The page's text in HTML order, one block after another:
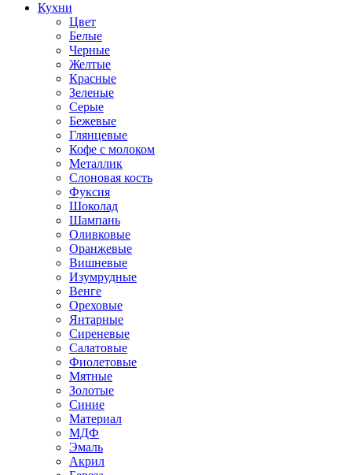
Кухни
Цвет
Белые
Черные
Желтые
Красные
Зеленые
Серые
Бежевые
Глянцевые
Кофе с молоком
Металлик
Слоновая кость
Фуксия
Шоколад
Шампань
Оливковые
Оранжевые
Вишневые
Изумрудные
Венге
Ореховые
Янтарные
Сиреневые
Салатовые
Фиолетовые
Мятные
Золотые
Синие
Материал
МДФ
Эмаль
Акрил